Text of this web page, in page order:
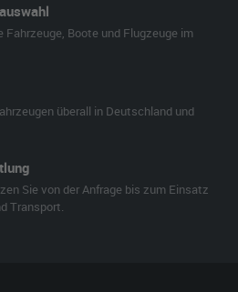
Boote und Flugzeuge im
überall in Deutschland und
Sie von der Anfrage bis zum Einsatz
Transport.